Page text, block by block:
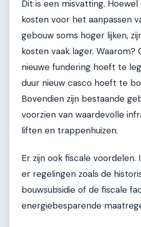
Dit is een misvatting. Hoewel
kosten voor het aanpassen
gebouw soms hoger lijken,
kosten vaak lager. Waarom?
nieuwe fundering hoeft te
duur nieuw casco hoeft te
Bovendien zijn bestaande
voorzien van waardevolle
liften en trappenhuizen.
Er zijn ook fiscale voordelen.
er regelingen zoals de
bouwsubsidie of de fiscale
energiebesparende